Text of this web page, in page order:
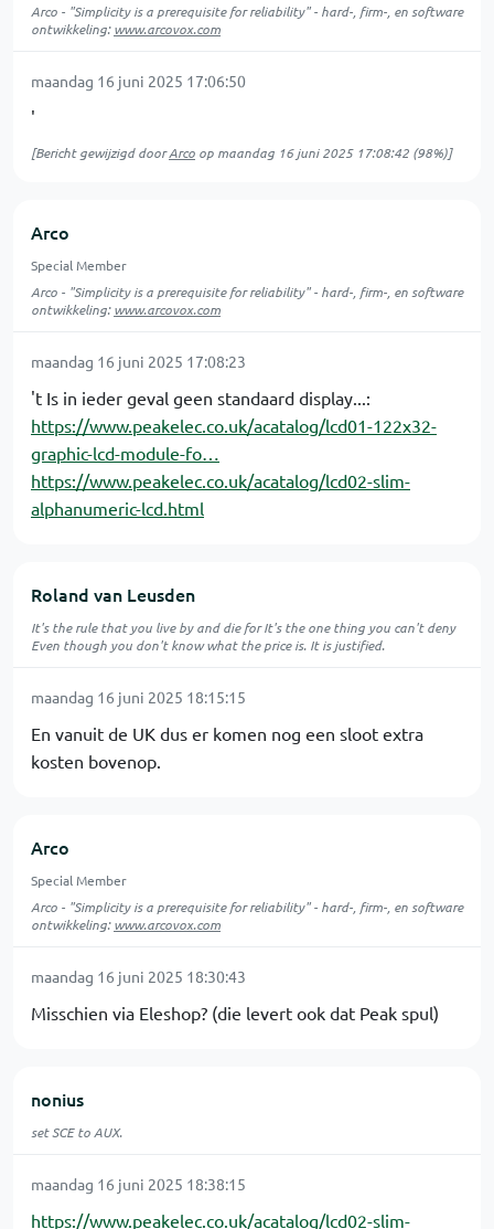
Arco - "Simplicity is a prerequisite for reliability" - hard-, firm-, en software
ontwikkeling:www.arcovox.com
maandag 16 juni 2025 17:06:50
'
[Bericht gewijzigd doorArco op maandag 16 juni 2025 17:08:42 (98%)]
Arco
Special Member
Arco - "Simplicity is a prerequisite for reliability" - hard-, firm-, en software
ontwikkeling:www.arcovox.com
maandag 16 juni 2025 17:08:23
't Is in ieder geval geen standaard display...:
https://www.peakelec.co.uk/acatalog/lcd01-122x32-
graphic-lcd-module-fo…
https://www.peakelec.co.uk/acatalog/lcd02-slim-
alphanumeric-lcd.html
Roland van Leusden
It's the rule that you live by and die for It's the one thing you can't deny
Even though you don't know what the price is. It is justified.
maandag 16 juni 2025 18:15:15
En vanuit de UK dus er komen nog een sloot extra
kosten bovenop.
Arco
Special Member
Arco - "Simplicity is a prerequisite for reliability" - hard-, firm-, en software
ontwikkeling:www.arcovox.com
maandag 16 juni 2025 18:30:43
Misschien via Eleshop? (die levert ook dat Peak spul)
nonius
set SCE to AUX.
maandag 16 juni 2025 18:38:15
https://www.peakelec.co.uk/acatalog/lcd02-slim-